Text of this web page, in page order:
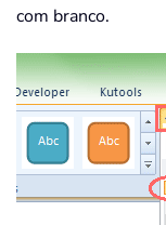
com branco.